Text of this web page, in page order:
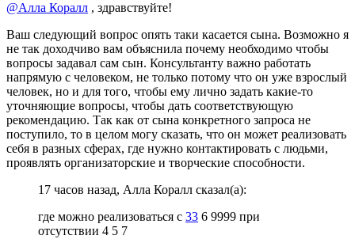
@Алла Коралл , здравствуйте!
Ваш следующий вопрос опять таки касается сына. Возможно я
не так доходчиво вам объяснила почему необходимо чтобы
вопросы задавал сам сын. Консультанту важно работать
напрямую с человеком, не только потому что он уже взрослый
человек, но и для того, чтобы ему лично задать какие-то
уточняющие вопросы, чтобы дать соответствующую
рекомендацию. Так как от сына конкретного запроса не
поступило, то в целом могу сказать, что он может реализовать
себя в разных сферах, где нужно контактировать с людьми,
проявлять организаторские и творческие способности.
17 часов назад, Алла Коралл сказал(а):
где можно реализоваться с 33 6 9999 при
отсутствии 4 5 7